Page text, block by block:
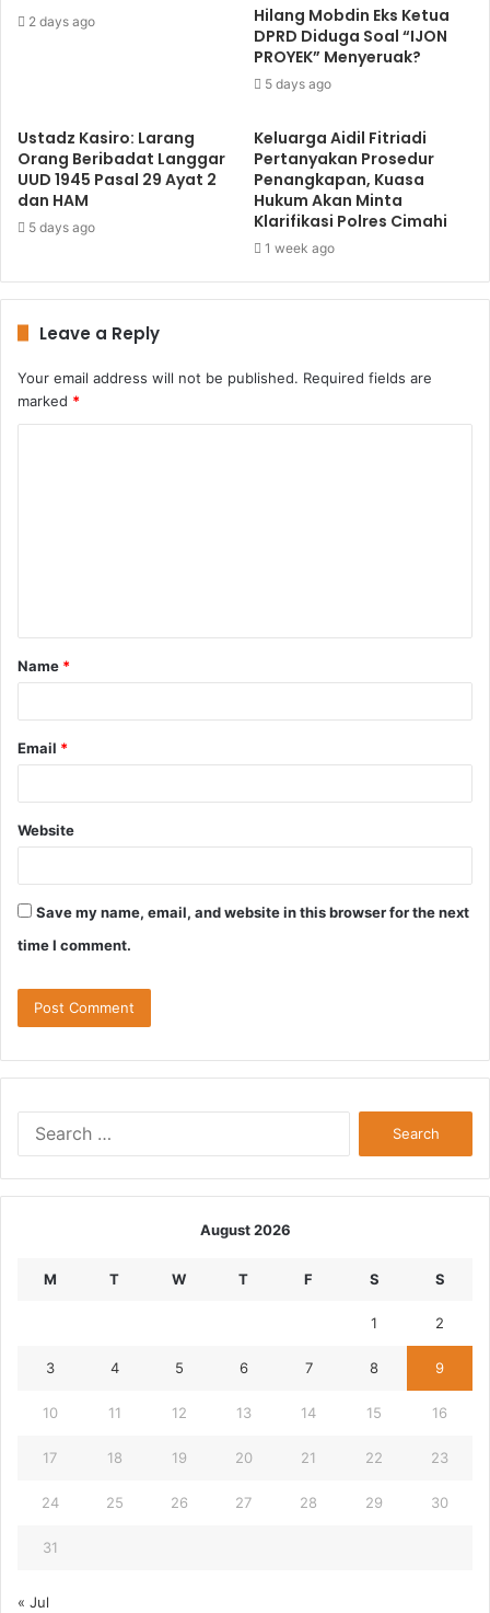
2 days ago
Hilang Mobdin Eks Ketua
DPRD Diduga Soal “IJON
PROYEK” Menyeruak?
5 days ago
Ustadz Kasiro: Larang
Orang Beribadat Langgar
UUD 1945 Pasal 29 Ayat 2
dan HAM
5 days ago
Keluarga Aidil Fitriadi
Pertanyakan Prosedur
Penangkapan, Kuasa
Hukum Akan Minta
Klarifikasi Polres Cimahi
1 week ago
Leave a Reply
Your email address will not be published. Required fields are
marked *
t
*
Name *
Email *
Website
Save my name, email, and website in this browser for the next
time I comment.
August 2026
M T W T F S S
1 2
3 4 5 6 7 8 9
10 11 12 13 14 15 16
17 18 19 20 21 22 23
24 25 26 27 28 29 30
31
« Jul